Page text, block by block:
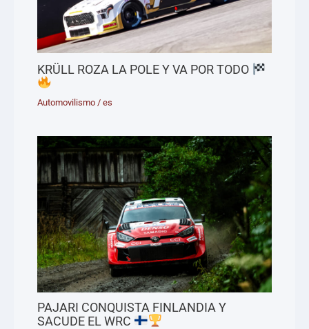
KRÜLL ROZA LA POLE Y VA POR TODO
Automovilismo /es
PAJARI CONQUISTA FINLANDIA Y
SACUDE EL WRC